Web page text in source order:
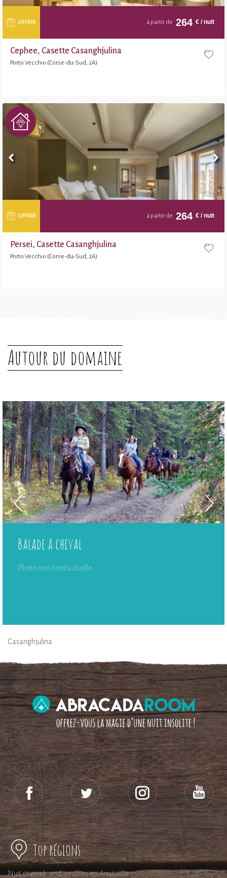
OFFRIR à partir de 264 € / nuit
Cephee, Casette Casanghjulina
Porto Vecchio (Corse-du-Sud, 2A)
OFFRIR à partir de 264 € / nuit
Persei, Casette Casanghjulina
Porto Vecchio (Corse-du-Sud, 2A)
Autour du domaine
Balade à cheval
Photo non contractuelle
Casanghjulina
Top régions
Nuit et week-end insolites en Aquitaine